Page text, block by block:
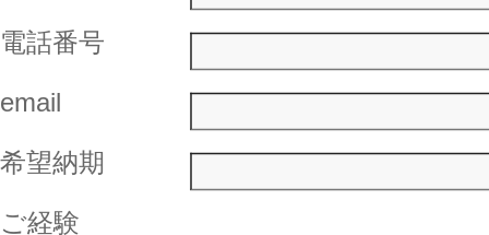
電話番号
email
希望納期
ご経験